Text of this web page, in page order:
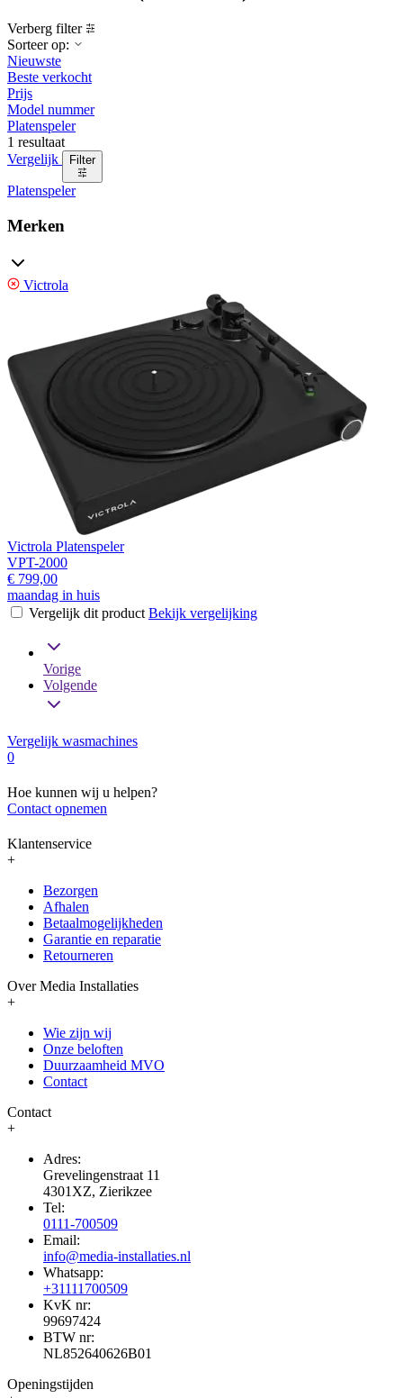
Verberg filter
Sorteer op:
Nieuwste
Beste verkocht
Prijs
Model nummer
Platenspeler
1 resultaat
Vergelijk
Filter
Platenspeler
Merken
Victrola
Victrola Platenspeler
VPT-2000
€ 799,00
maandag in huis
Vergelijk dit product Bekijk vergelijking
Vorige
Volgende
Vergelijk wasmachines
0
Hoe kunnen wij u helpen?
Contact opnemen
Klantenservice
+
Bezorgen
Afhalen
Betaalmogelijkheden
Garantie en reparatie
Retourneren
Over Media Installaties
+
Wie zijn wij
Onze beloften
Duurzaamheid MVO
Contact
Contact
+
Adres:
Grevelingenstraat 11
4301XZ, Zierikzee
Tel:
0111-700509
Email:
info@media-installaties.nl
Whatsapp:
+31111700509
KvK nr:
99697424
BTW nr:
NL852640626B01
Openingstijden